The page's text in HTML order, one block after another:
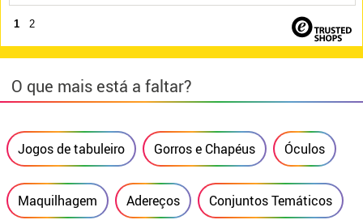
1 2
O que mais está a faltar?
Jogos de tabuleiro Gorros e Chapéus Óculos
Maquilhagem Adereços Conjuntos Temáticos